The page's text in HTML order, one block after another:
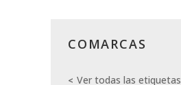
COMARCAS
Ver todas las etiquetas